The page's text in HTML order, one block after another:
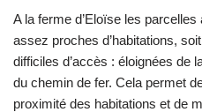
A la ferme d’Eloïse les
assez proches d’habitations,
difficiles d’accès : éloignées de
du chemin de fer. Cela permet
proximité des habitations et de